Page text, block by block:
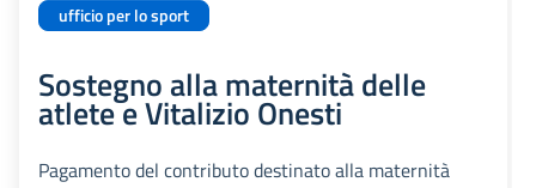
ufficio per lo sport
Sostegno alla maternità delle
atlete e Vitalizio Onesti
Pagamento del contributo destinato alla maternità